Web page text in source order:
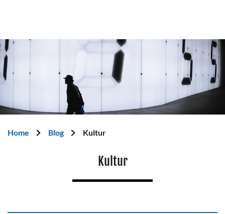
Home Blog Kultur
Kultur